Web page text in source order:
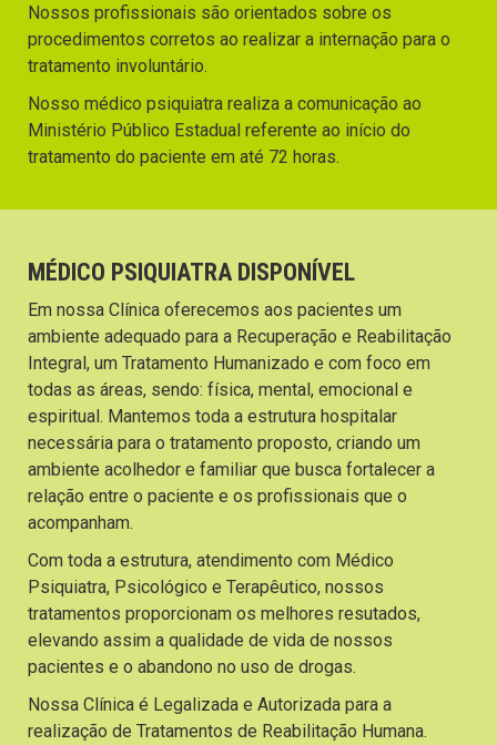
Nossos profissionais são orientados sobre os
procedimentos corretos ao realizar a internação para o
tratamento involuntário.
Nosso médico psiquiatra realiza a comunicação ao
Ministério Público Estadual referente ao início do
tratamento do paciente em até 72 horas.
MÉDICO PSIQUIATRA DISPONÍVEL
Em nossa Clínica oferecemos aos pacientes um
ambiente adequado para a Recuperação e Reabilitação
Integral, um Tratamento Humanizado e com foco em
todas as áreas, sendo: física, mental, emocional e
espiritual. Mantemos toda a estrutura hospitalar
necessária para o tratamento proposto, criando um
ambiente acolhedor e familiar que busca fortalecer a
relação entre o paciente e os profissionais que o
acompanham.
Com toda a estrutura, atendimento com Médico
Psiquiatra, Psicológico e Terapêutico, nossos
tratamentos proporcionam os melhores resutados,
elevando assim a qualidade de vida de nossos
pacientes e o abandono no uso de drogas.
Nossa Clínica é Legalizada e Autorizada para a
realização de Tratamentos de Reabilitação Humana.